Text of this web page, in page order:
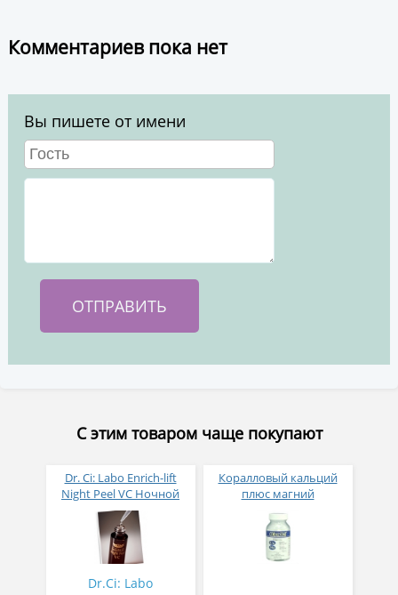
Комментариев пока нет
Вы пишете от имени
С этим товаром чаще покупают
Dr. Ci: Labo Enrich-lift
Night Peel VC Ночной
пилинг с эффектом
лифтинга 27 мл
Dr.Ci: Labo
Коралловый кальций
плюс магний